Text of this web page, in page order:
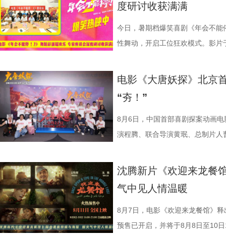
的深入，徐母问到归期时，徐福短
内心与现实选择为后续埋下伏笔
馆陡然转向动荡处境。原本安稳的
与女儿“好好吃饭”，以克制而含
与叙事走向的期待。 3沈腾 蒋奇
以龙餐馆开业为核心，红灯高挂
闹瞬间。徐福、马俊生（蒋奇明
材，笑意天真烂漫。但表面喜庆
为情感纽带，为画面增添耐人寻
腾 奥马尔·谢里夫.jpg 路演首站在
首站电影《欢迎来龙餐馆》“美味
度研讨收获满满
今日，暑期档爆笑喜剧《年会不能
性舞动，开启工位狂欢模式。影
流，研讨成果丰硕。影片讲述了“
董润年执导，应萝佳担任总制片
达菲惊喜出演，孙艺洲特别主演
阳奋强友情出演，童漠男、酷酷
尾彩蛋全员舞力全开 魔性洗
场面，为观众献上一场专属打工
闪烁，沉闷的办公室一秒切换热
动全体员工律动起舞，将所有工
电影《大唐妖探》北京
“夯！”
8月6日，中国首部喜剧探案动画
演程腾、联合导演黄珉、总制片
建、蔡海婷、范哲琛等主创悉数
演 雷淞然）与初入长安的狼妖实
开启了一段笑闹互怼的刺激探案
欢乐热血的冒险故事，以及“喜剧
沈腾新片《欢迎来龙餐
气中见人情温暖
8月7日，电影《欢迎来龙餐馆》
预售已开启，并将于8月8日至10